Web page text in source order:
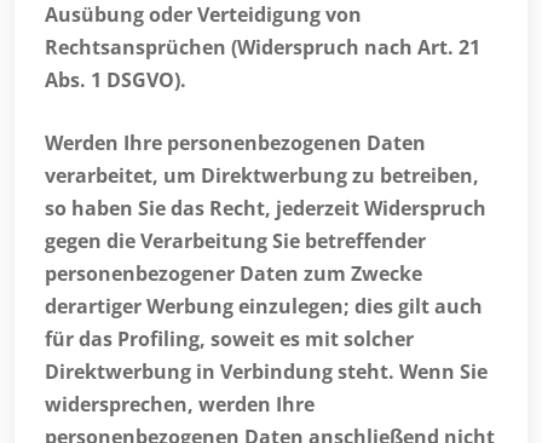
Ausübung oder Verteidigung von
Rechtsansprüchen (Widerspruch nach Art. 21
Abs. 1 DSGVO).
Werden Ihre personenbezogenen Daten
verarbeitet, um Direktwerbung zu betreiben,
so haben Sie das Recht, jederzeit Widerspruch
gegen die Verarbeitung Sie betreffender
personenbezogener Daten zum Zwecke
derartiger Werbung einzulegen; dies gilt auch
für das Profiling, soweit es mit solcher
Direktwerbung in Verbindung steht. Wenn Sie
widersprechen, werden Ihre
personenbezogenen Daten anschließend nicht